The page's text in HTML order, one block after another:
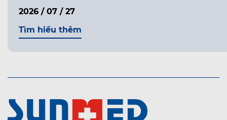
2026 / 07 / 27
Tìm hiểu thêm